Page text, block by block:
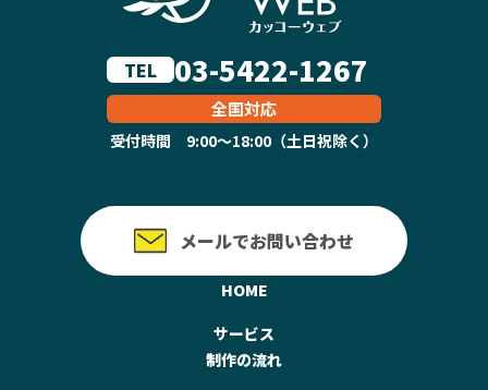
TEL 03-5422-1267
全国対応
受付時間 9:00～18:00（土日祝除く）
メールでお問い合わせ
HOME
サービス
制作の流れ